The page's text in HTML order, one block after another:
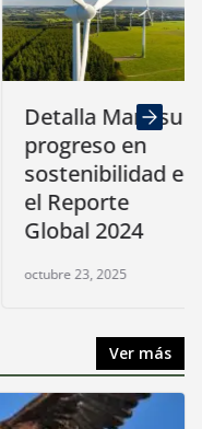
Detalla Mars su
progreso en
sostenibilidad en
el Reporte
Global 2024
octubre 23, 2025
Ver más